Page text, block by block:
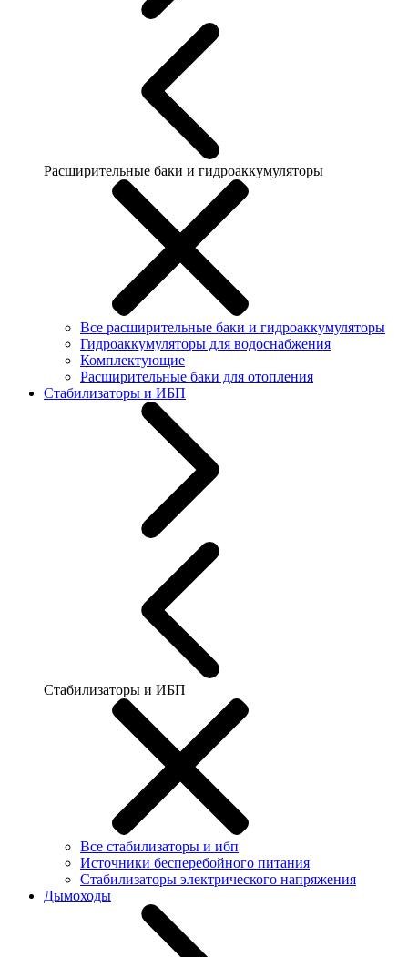
Расширительные баки и гидроаккумуляторы
Все расширительные баки и гидроаккумуляторы
Гидроаккумуляторы для водоснабжения
Комплектующие
Расширительные баки для отопления
Стабилизаторы и ИБП
Стабилизаторы и ИБП
Все стабилизаторы и ибп
Источники бесперебойного питания
Стабилизаторы электрического напряжения
Дымоходы